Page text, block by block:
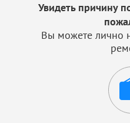
Увидеть причину
Вы можете лично